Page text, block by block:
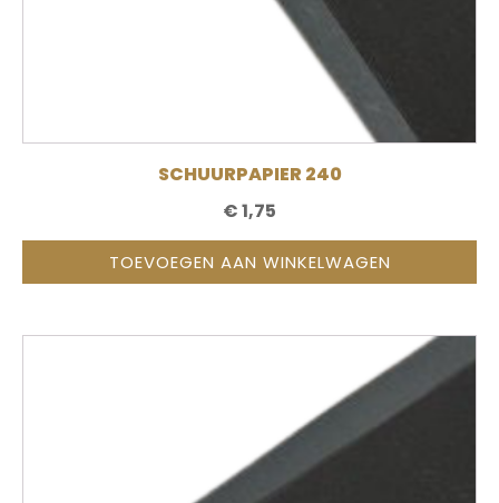
SCHUURPAPIER 240
€1,75
TOEVOEGEN AAN WINKELWAGEN